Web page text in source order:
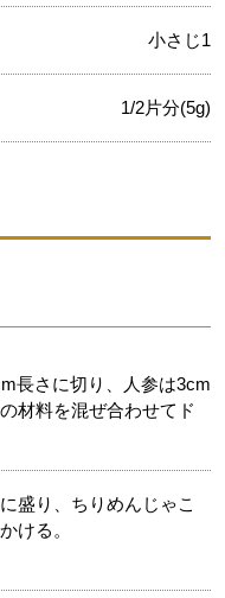
小さじ1
1/2片分(5g)
長さに切り、人参は3cm
材料を混ぜ合わせてド
盛り、ちりめんじゃこ
ける。